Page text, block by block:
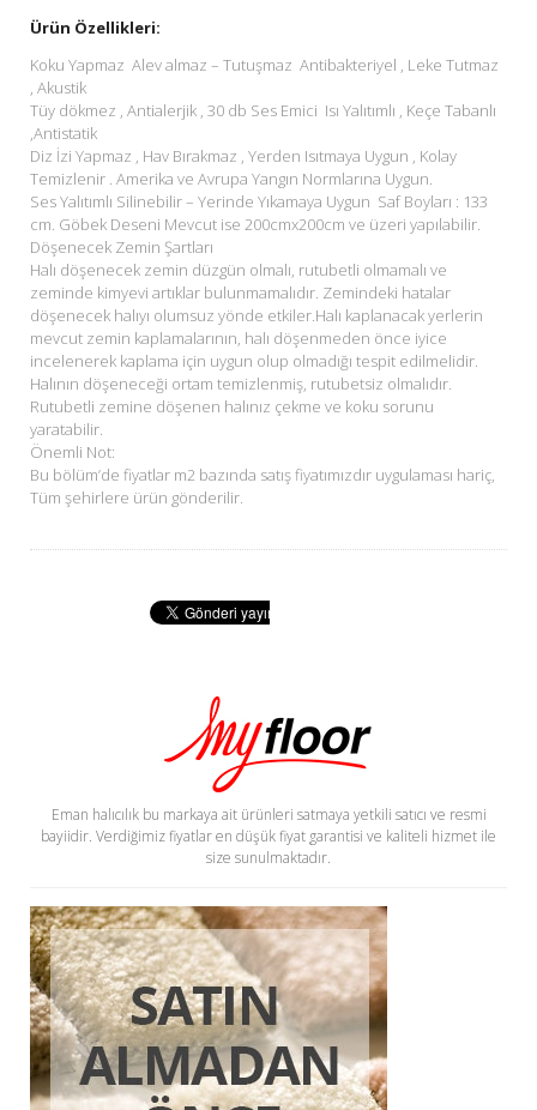
Ürün Özellikleri:
Koku Yapmaz Alev almaz – Tutuşmaz Antibakteriyel , Leke Tutmaz
, Akustik
Tüy dökmez , Antialerjik , 30 db Ses Emici Isı Yalıtımlı , Keçe Tabanlı
,Antistatik
Diz İzi Yapmaz , Hav Bırakmaz , Yerden Isıtmaya Uygun , Kolay
Temizlenir . Amerika ve Avrupa Yangın Normlarına Uygun.
Ses Yalıtımlı Silinebilir – Yerinde Yıkamaya Uygun Saf Boyları : 133
cm. Göbek Deseni Mevcut ise 200cmx200cm ve üzeri yapılabilir.
Döşenecek Zemin Şartları
Halı döşenecek zemin düzgün olmalı, rutubetli olmamalı ve
zeminde kimyevi artıklar bulunmamalıdır. Zemindeki hatalar
döşenecek halıyı olumsuz yönde etkiler.Halı kaplanacak yerlerin
mevcut zemin kaplamalarının, halı döşenmeden önce iyice
incelenerek kaplama için uygun olup olmadığı tespit edilmelidir.
Halının döşeneceği ortam temizlenmiş, rutubetsiz olmalıdır.
Rutubetli zemine döşenen halınız çekme ve koku sorunu
yaratabilir.
Önemli Not:
Bu bölüm’de fiyatlar m2 bazında satış fiyatımızdır uygulaması hariç,
Tüm şehirlere ürün gönderilir.
Eman halıcılık bu markaya ait ürünleri satmaya yetkili satıcı ve resmi
bayiidir. Verdiğimiz fiyatlar en düşük fiyat garantisi ve kaliteli hizmet ile
size sunulmaktadır.